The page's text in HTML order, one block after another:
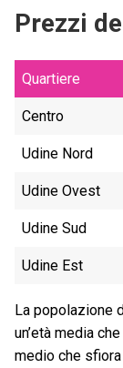
Prezzi
Quartiere
Centro
Udine Nord
Udine Ovest
Udine Sud
Udine Est
La popolazione
un’età media
medio che